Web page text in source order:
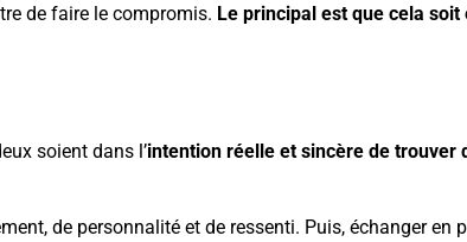
de faire le compromis. Le principal est que cela soit
soient dans l’intention réelle et sincère de trouver
de personnalité et de ressenti. Puis, échanger en